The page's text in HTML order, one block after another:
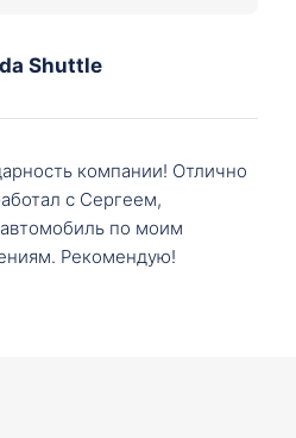
Shuttle
компании! Отлично
с Сергеем,
по моим
Рекомендую!